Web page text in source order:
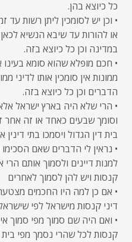
כל כיוצא בהן.
• וכן יש לסומכין ליתן רשות עד
או להורות עד שיבא הנשיא
במדינה וכן כל כיוצא בזה.
• חכם מופלא שהוא סומא בעינו
ממונות אין סומכין אותו לדיני
הדברים וכן כל כיוצא בזה.
• הרי שלא היה בארץ ישראל
וסומך שבעים כאחד או זה אחר
בית דין הגדול ויסמכו בתי דינין
• נראין לי הדברים שאם
למנות דיינים ולסמוך אותם הרי
קנסות ויש להן לסמוך לאחרים
• אם כן למה היו החכמים
דיני קנסות מישראל לפי
• ואם היה שם סמוך מפי סמוך
קנסות לכל שהרי נסמך מפי בית